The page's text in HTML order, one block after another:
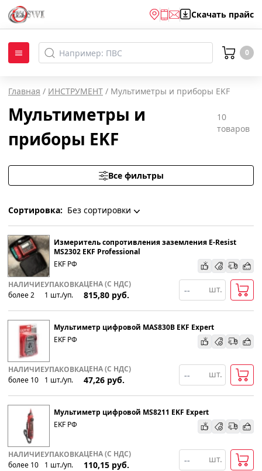
Скачать прайс
0
Главная / ИНСТРУМЕНТ / Мультиметры и приборы EKF
Мультиметры и
приборы EKF
10
товаров
Все фильтры
Сортировка: Без сортировки
Без сортировки
По наименованию
Популярности
Возрастанию цены
Убыванию цены
Измеритель сопротивления заземления E-Resist
MS2302 EKF Professional
EKF РФ
НАЛИЧИЕ
более 2
УПАКОВКА
1 шт./уп.
ЦЕНА (С НДС)
815,80 руб.
шт.
Мультиметр цифровой MAS830B EKF Expert
EKF РФ
НАЛИЧИЕ
более 10
УПАКОВКА
1 шт./уп.
ЦЕНА (С НДС)
47,26 руб.
шт.
Мультиметр цифровой MS8211 EKF Expert
EKF РФ
НАЛИЧИЕ
более 10
УПАКОВКА
1 шт./уп.
ЦЕНА (С НДС)
110,15 руб.
шт.